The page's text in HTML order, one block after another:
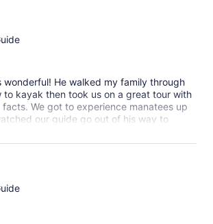
wonderful! He walked my family through
to kayak then took us on a great tour with
We got to experience manatees up
our guide go out of his way to
some boaters that had gone in the wrong
the tour high enough!!!!